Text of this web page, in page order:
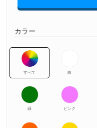
カラー
すべて 白
緑 ピンク